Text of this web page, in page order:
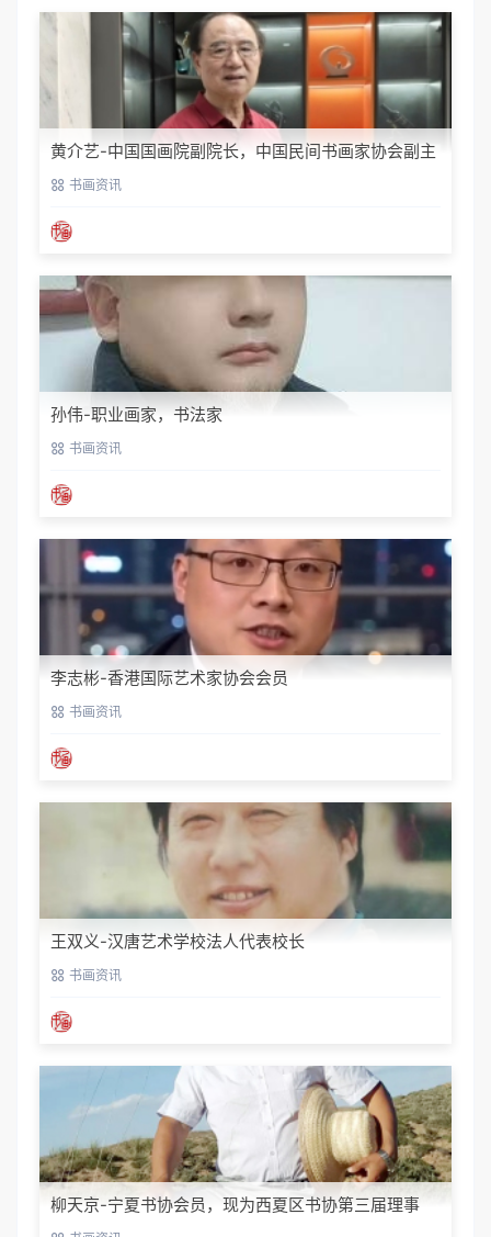
黄介艺-中国国画院副院长，中国民间书画家协会副主
席 书画资讯
孙伟-职业画家，书法家
书画资讯
李志彬-香港国际艺术家协会会员
书画资讯
王双义-汉唐艺术学校法人代表校长
书画资讯
柳天京-宁夏书协会员，现为西夏区书协第三届理事